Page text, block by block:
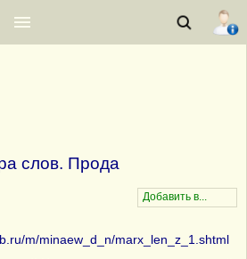
слов. Прода
m/minaew_d_n/marx_len_z_1.shtml